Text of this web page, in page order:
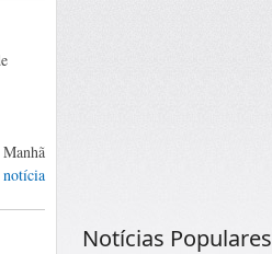
Notícias Populares